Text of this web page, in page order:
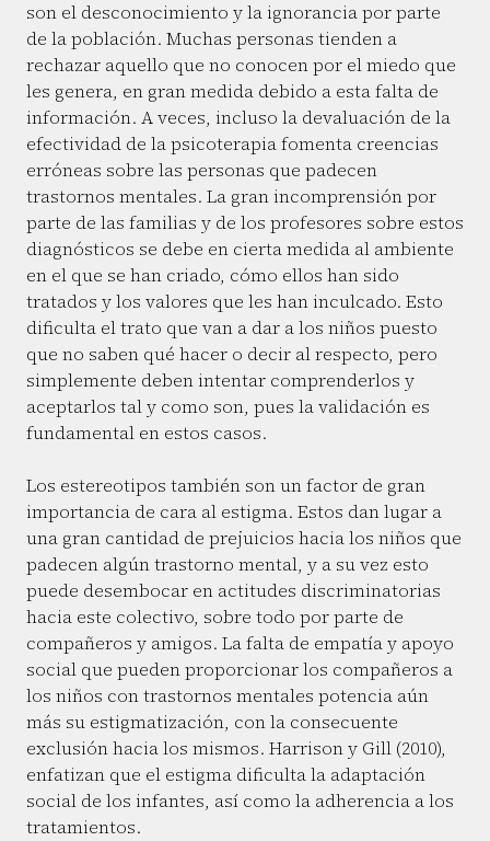
son el desconocimiento y la ignorancia por parte
de la población. Muchas personas tienden a
rechazar aquello que no conocen por el miedo que
les genera, en gran medida debido a esta falta de
información. A veces, incluso la devaluación de la
efectividad de la psicoterapia fomenta creencias
erróneas sobre las personas que padecen
trastornos mentales. La gran incomprensión por
parte de las familias y de los profesores sobre estos
diagnósticos se debe en cierta medida al ambiente
en el que se han criado, cómo ellos han sido
tratados y los valores que les han inculcado. Esto
dificulta el trato que van a dar a los niños puesto
que no saben qué hacer o decir al respecto, pero
simplemente deben intentar comprenderlos y
aceptarlos tal y como son, pues la validación es
fundamental en estos casos.
Los estereotipos también son un factor de gran
importancia de cara al estigma. Estos dan lugar a
una gran cantidad de prejuicios hacia los niños que
padecen algún trastorno mental, y a su vez esto
puede desembocar en actitudes discriminatorias
hacia este colectivo, sobre todo por parte de
compañeros y amigos. La falta de empatía y apoyo
social que pueden proporcionar los compañeros a
los niños con trastornos mentales potencia aún
más su estigmatización, con la consecuente
exclusión hacia los mismos. Harrison y Gill (2010),
enfatizan que el estigma dificulta la adaptación
social de los infantes, así como la adherencia a los
tratamientos.